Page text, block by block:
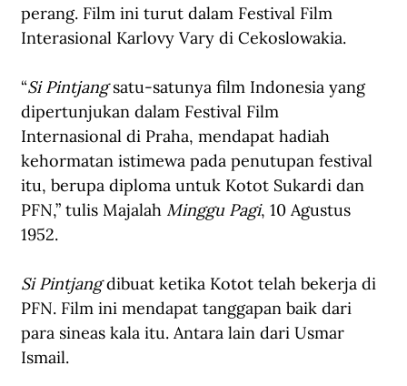
perang. Film ini turut dalam Festival Film
Interasional Karlovy Vary di Cekoslowakia.
“Si Pintjang satu-satunya film Indonesia yang
dipertunjukan dalam Festival Film
Internasional di Praha, mendapat hadiah
kehormatan istimewa pada penutupan festival
itu, berupa diploma untuk Kotot Sukardi dan
PFN,” tulis Majalah Minggu Pagi, 10 Agustus
1952.
Si Pintjang dibuat ketika Kotot telah bekerja di
PFN. Film ini mendapat tanggapan baik dari
para sineas kala itu. Antara lain dari Usmar
Ismail.